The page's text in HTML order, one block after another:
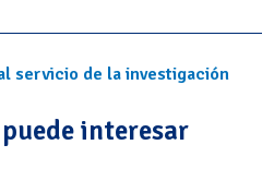
servicio de la investigación
interesar